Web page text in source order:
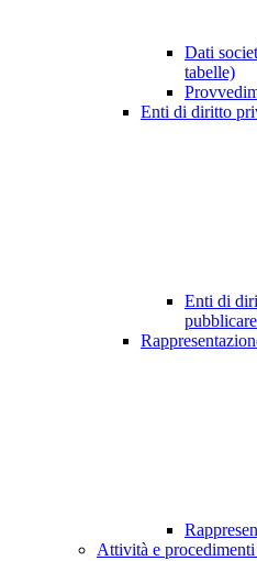
Dati
tabelle)
Enti di diritto
Enti di
Attività e procedimenti